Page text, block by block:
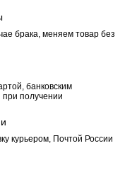
брака, меняем товар без
банковским
получении
курьером, Почтой России